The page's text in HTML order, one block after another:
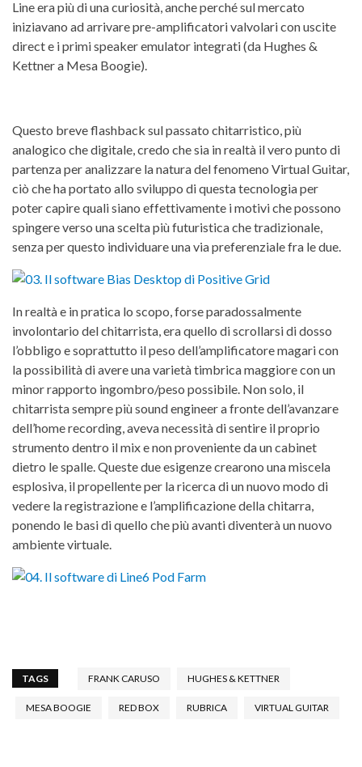
Line era più di una curiosità, anche perché sul mercato
iniziavano ad arrivare pre-amplificatori valvolari con uscite
direct e i primi speaker emulator integrati (da Hughes &
Kettner a Mesa Boogie).
Questo breve flashback sul passato chitarristico, più
analogico che digitale, credo che sia in realtà il vero punto di
partenza per analizzare la natura del fenomeno Virtual Guitar,
ciò che ha portato allo sviluppo di questa tecnologia per
poter capire quali siano effettivamente i motivi che possono
spingere verso una scelta più futuristica che tradizionale,
senza per questo individuare una via preferenziale fra le due.
In realtà e in pratica lo scopo, forse paradossalmente
involontario del chitarrista, era quello di scrollarsi di dosso
l’obbligo e soprattutto il peso dell’amplificatore magari con
la possibilità di avere una varietà timbrica maggiore con un
minor rapporto ingombro/peso possibile. Non solo, il
chitarrista sempre più sound engineer a fronte dell’avanzare
dell’home recording, aveva necessità di sentire il proprio
strumento dentro il mix e non proveniente da un cabinet
dietro le spalle. Queste due esigenze crearono una miscela
esplosiva, il propellente per la ricerca di un nuovo modo di
vedere la registrazione e l’amplificazione della chitarra,
ponendo le basi di quello che più avanti diventerà un nuovo
ambiente virtuale.
TAGS FRANK CARUSO HUGHES & KETTNER
MESA BOOGIE RED BOX RUBRICA VIRTUAL GUITAR